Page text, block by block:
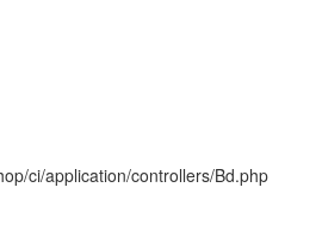
ci/application/controllers/Bd.php